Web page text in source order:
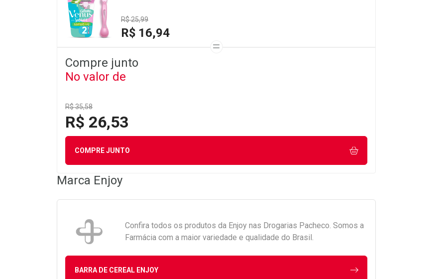
R$ 25,99
R$ 16,94
Compre junto
No valor de
R$ 35,58
R$ 26,53
COMPRE JUNTO
Marca Enjoy
Confira todos os produtos da Enjoy nas Drogarias Pacheco. Somos a
Farmácia com a maior variedade e qualidade do Brasil.
BARRA DE CEREAL ENJOY